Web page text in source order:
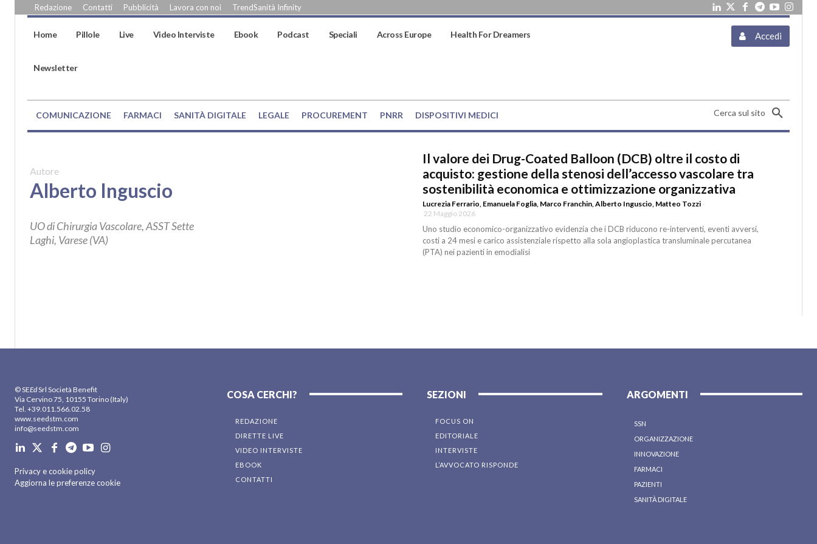
Redazione Contatti Pubblicità Lavora con noi TrendSanità Infinity
Home Pillole Live Video Interviste Ebook Podcast Speciali Across Europe Health For Dreamers
Newsletter
Accedi
COMUNICAZIONE FARMACI SANITÀ DIGITALE LEGALE PROCUREMENT PNRR DISPOSITIVI MEDICI Cerca sul sito
Autore
Alberto Inguscio
UO di Chirurgia Vascolare, ASST Sette
Laghi, Varese (VA)
Il valore dei Drug-Coated Balloon (DCB) oltre il costo di
acquisto: gestione della stenosi dell’accesso vascolare tra
sostenibilità economica e ottimizzazione organizzativa
Lucrezia Ferrario, Emanuela Foglia, Marco Franchin,Alberto Inguscio, Matteo Tozzi -
22 Maggio 2026
Uno studio economico-organizzativo evidenzia che i DCB riducono re-interventi, eventi avversi,
costi a 24 mesi e carico assistenziale rispetto alla sola angioplastica transluminale percutanea
(PTA) nei pazienti in emodialisi
© SEEdSrl Società Benefit
Via Cervino 75, 10155 Torino (Italy)
Tel. +39.011.566.02.58
www.seedstm.com
info@seedstm.com
Privacy e cookie policy
Aggiorna le preferenze cookie
COSA CERCHI?
REDAZIONE
DIRETTE LIVE
VIDEO INTERVISTE
EBOOK
CONTATTI
SEZIONI
FOCUS ON
EDITORIALE
INTERVISTE
L’AVVOCATO RISPONDE
ARGOMENTI
SSN
ORGANIZZAZIONE
INNOVAZIONE
FARMACI
PAZIENTI
SANITÀ DIGITALE